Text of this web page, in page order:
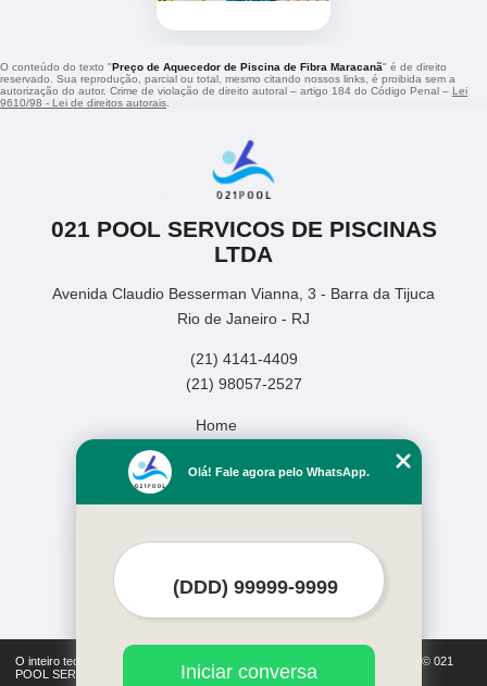
O conteúdo do texto "Preço de Aquecedor de Piscina de Fibra Maracanã" é de direito
reservado. Sua reprodução, parcial ou total, mesmo citando nossos links, é proibida sem a
autorização do autor. Crime de violação de direito autoral – artigo 184 do Código Penal – Lei
9610/98 - Lei de direitos autorais
021 POOL SERVICOS DE PISCINAS
LTDA
Avenida Claudio Besserman Vianna, 3 - Barra da Tijuca
Rio de Janeiro - RJ
(21) 4141-4409
(21) 98057-2527
Home
Missão
O inteiro teor deste site está sujeito à proteção de direitos autorais. Copyright© 021
POOL SERVICOS DE PISCINAS LTDA (Lei 9610 de 19/02/1998)
Olá! Fale agora pelo WhatsApp.
Iniciar conversa